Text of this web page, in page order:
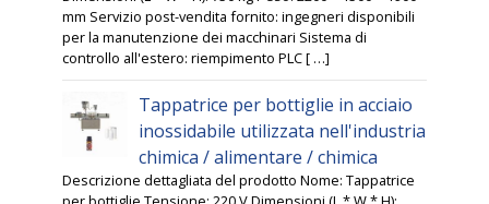
mm Servizio post-vendita fornito: ingegneri disponibili
per la manutenzione dei macchinari Sistema di
controllo all'estero: riempimento PLC [ …]
Tappatrice per bottiglie in acciaio
inossidabile utilizzata nell'industria
chimica / alimentare / chimica
Descrizione dettagliata del prodotto Nome: Tappatrice